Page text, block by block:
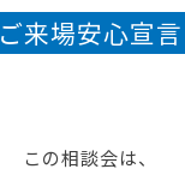
ご来場安心宣言
この相談会は、